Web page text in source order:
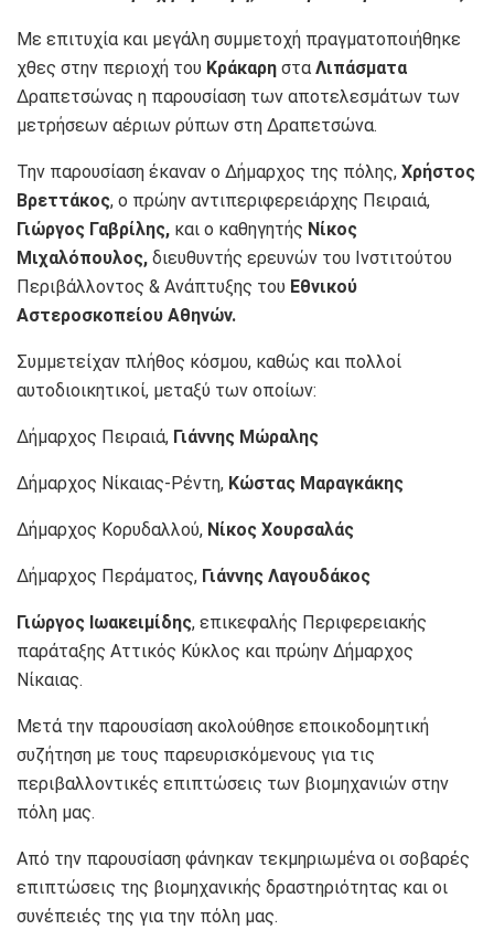
Με επιτυχία και μεγάλη συμμετοχή πραγματοποιήθηκε
χθες στην περιοχή του Κράκαρη στα Λιπάσματα
Δραπετσώνας η παρουσίαση των αποτελεσμάτων των
μετρήσεων αέριων ρύπων στη Δραπετσώνα.
Την παρουσίαση έκαναν ο Δήμαρχος της πόλης, Χρήστος
Βρεττάκος, ο πρώην αντιπεριφερειάρχης Πειραιά,
Γιώργος Γαβρίλης, και ο καθηγητής Νίκος
Μιχαλόπουλος, διευθυντής ερευνών του Ινστιτούτου
Περιβάλλοντος & Ανάπτυξης του Εθνικού
Αστεροσκοπείου Αθηνών.
Συμμετείχαν πλήθος κόσμου, καθώς και πολλοί
αυτοδιοικητικοί, μεταξύ των οποίων:
Δήμαρχος Πειραιά, Γιάννης Μώραλης
Δήμαρχος Νίκαιας-Ρέντη, Κώστας Μαραγκάκης
Δήμαρχος Κορυδαλλού, Νίκος Χουρσαλάς
Δήμαρχος Περάματος, Γιάννης Λαγουδάκος
Γιώργος Ιωακειμίδης, επικεφαλής Περιφερειακής
παράταξης Αττικός Κύκλος και πρώην Δήμαρχος
Νίκαιας.
Μετά την παρουσίαση ακολούθησε εποικοδομητική
συζήτηση με τους παρευρισκόμενους για τις
περιβαλλοντικές επιπτώσεις των βιομηχανιών στην
πόλη μας.
Από την παρουσίαση φάνηκαν τεκμηριωμένα οι σοβαρές
επιπτώσεις της βιομηχανικής δραστηριότητας και οι
συνέπειές της για την πόλη μας.